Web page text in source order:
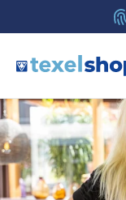
Inhalt